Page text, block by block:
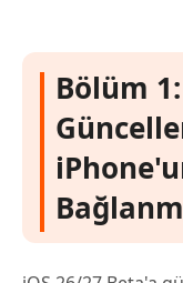
Gidermek için
Kolay]
Popüler
Bölüm 4:
Kullanıcı
Beta'da da
Bölüm